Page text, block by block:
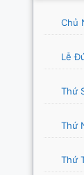
Chủ
Lễ
Thứ
Thứ
Thứ